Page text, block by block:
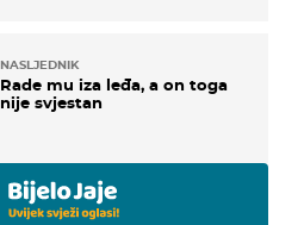
NASLJEDNIK
Rade mu iza leđa, a on toga
nije svjestan